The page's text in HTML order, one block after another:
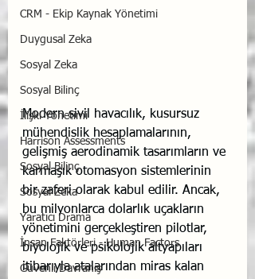
CRM - Ekip Kaynak Yönetimi
Duygusal Zeka
Sosyal Zeka
Sosyal Bilinç
İlişki Yönetimi
Harrison Assessments
Sosyal Bilinç
Sosyal Zeka
Yaratıcı Drama
İnsan Faktörleri - Human Factors
Güvenli Davranış
Modern sivil havacılık, kusursuz
mühendislik hesaplamalarının,
gelişmiş aerodinamik tasarımların ve
karmaşık otomasyon sistemlerinin
bir zaferi olarak kabul edilir. Ancak,
bu milyonlarca dolarlık uçakların
yönetimini gerçekleştiren pilotlar,
biyolojik ve psikolojik altyapıları
itibarıyla atalarından miras kalan